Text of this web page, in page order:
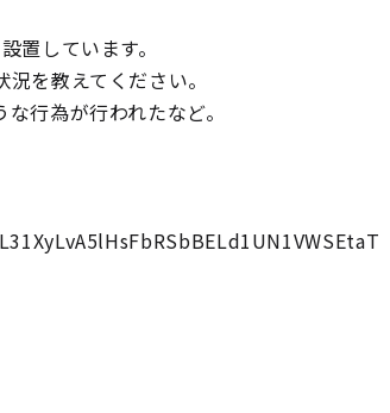
置しています。
を教えてください。
行為が行われたなど。